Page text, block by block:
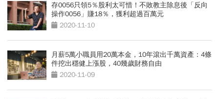
存0056只領5％股利太可惜！不敗教主除息後「反向
操作0056」賺18％，獲利超過百萬元
2020-11-10
月薪5萬小職員用20萬本金，10年滾出千萬資產：4條
件挖出穩健上漲股，40幾歲財務自由
2020-11-09